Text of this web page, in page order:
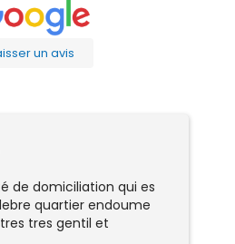
un avis
de domiciliation qui es
quartier endoume
tres gentil et